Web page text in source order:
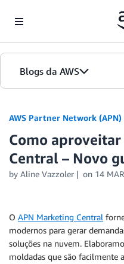
Blogs da AWS
Edições
AWS Partner Network (APN)
Como
Central – Novo
by Aline Vazzoler on 14
O APN Marketing Central
modernos para gerar
soluções na nuvem.
moldadas que são facilmente